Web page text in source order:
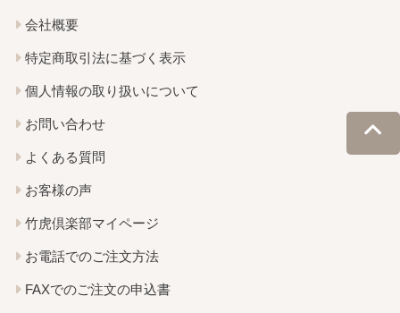
会社概要
特定商取引法に基づく表示
個人情報の取り扱いについて
お問い合わせ
よくある質問
お客様の声
竹虎倶楽部マイページ
お電話でのご注文方法
FAXでのご注文の申込書